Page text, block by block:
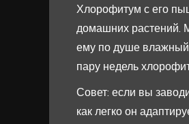
Хлорофитум с его
домашних растений.
ему по душе влажный
пару недель
Совет: если вы
как легко он